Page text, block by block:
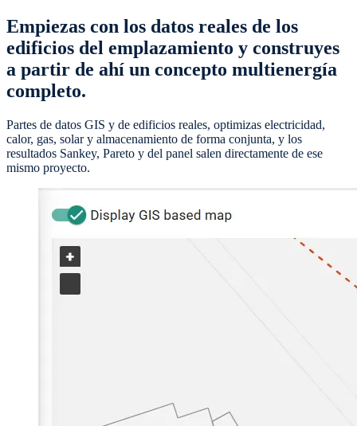
Empiezas con los datos reales de los
edificios del emplazamiento y construyes
a partir de ahí un concepto multienergía
completo.
Partes de datos GIS y de edificios reales, optimizas electricidad,
calor, gas, solar y almacenamiento de forma conjunta, y los
resultados Sankey, Pareto y del panel salen directamente de ese
mismo proyecto.